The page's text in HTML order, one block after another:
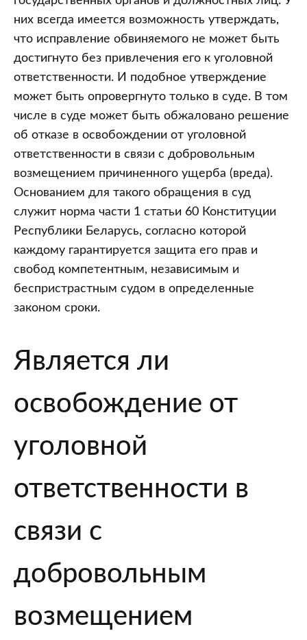
них всегда имеется возможность утверждать,
что исправление обвиняемого не может быть
достигнуто без привлечения его к уголовной
ответственности. И подобное утверждение
может быть опровергнуто только в суде. В том
числе в суде может быть обжаловано решение
об отказе в освобождении от уголовной
ответственности в связи с добровольным
возмещением причиненного ущерба (вреда).
Основанием для такого обращения в суд
служит норма части 1 статьи 60 Конституции
Республики Беларусь, согласно которой
каждому гарантируется защита его прав и
свобод компетентным, независимым и
беспристрастным судом в определенные
законом сроки.
Является ли
освобождение от
уголовной
ответственности в
связи с
добровольным
возмещением